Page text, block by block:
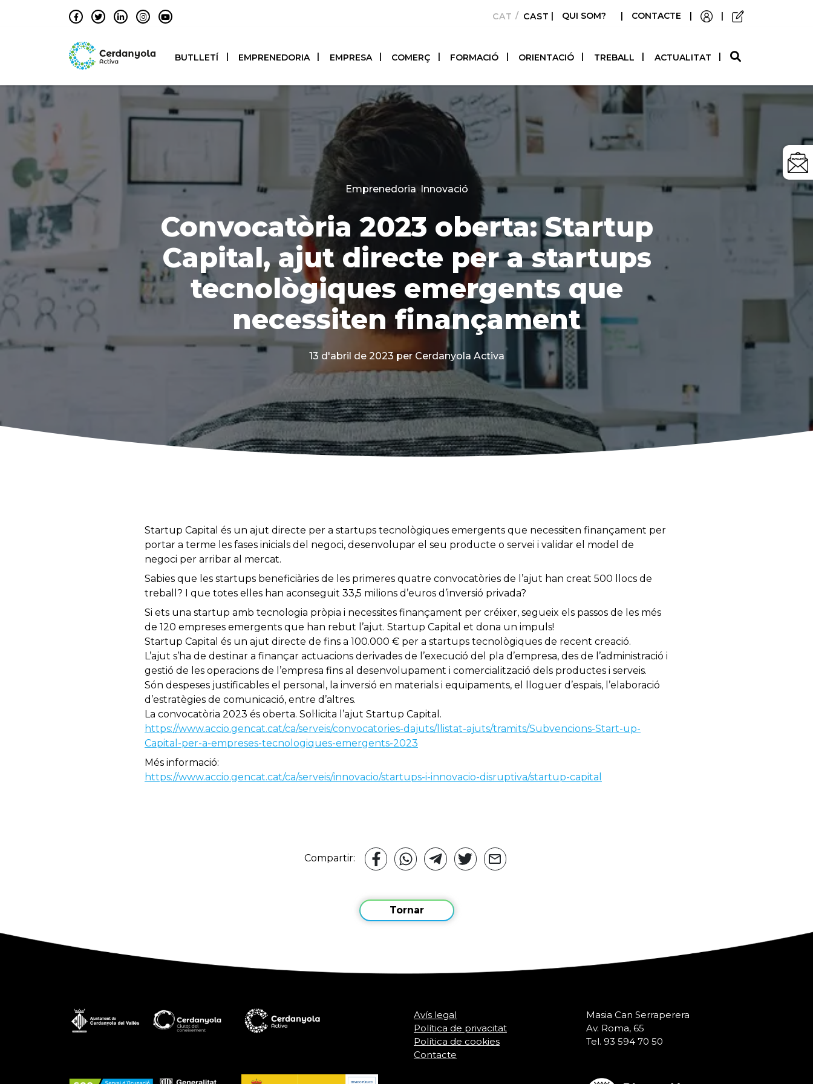
CATALÀCASTELLANO
| QUI SOM? | CONTACTE | |
BUTLLETÍ EMPRENEDORIA EMPRESA COMERÇ FORMACIÓ ORIENTACIÓ TREBALL ACTUALITAT
Categories
Emprenedoria, Innovació
Convocatòria 2023 oberta: Startup
Capital, ajut directe per a startups
tecnològiques emergents que
necessiten finançament
13 d'abril de 2023 per Cerdanyola Activa
Startup Capital és un ajut directe per a startups tecnològiques emergents que necessiten finançament per
portar a terme les fases inicials del negoci, desenvolupar el seu producte o servei i validar el model de
negoci per arribar al mercat.
Sabies que les startups beneficiàries de les primeres quatre convocatòries de l’ajut han creat 500 llocs de
treball? I que totes elles han aconseguit 33,5 milions d’euros d’inversió privada?
Si ets una startup amb tecnologia pròpia i necessites finançament per créixer, segueix els passos de les més
de 120 empreses emergents que han rebut l’ajut. Startup Capital et dona un impuls!
Startup Capital és un ajut directe de fins a 100.000 € per a startups tecnològiques de recent creació.
L’ajut s’ha de destinar a finançar actuacions derivades de l’execució del pla d’empresa, des de l’administració i
gestió de les operacions de l’empresa fins al desenvolupament i comercialització dels productes i serveis.
Són despeses justificables el personal, la inversió en materials i equipaments, el lloguer d’espais, l’elaboració
d’estratègies de comunicació, entre d’altres.
La convocatòria 2023 és oberta. Sol·licita l’ajut Startup Capital.
https://www.accio.gencat.cat/ca/serveis/convocatories-dajuts/llistat-ajuts/tramits/Subvencions-Start-up-
Capital-per-a-empreses-tecnologiques-emergents-2023
Més informació:
https://www.accio.gencat.cat/ca/serveis/innovacio/startups-i-innovacio-disruptiva/startup-capital
Compartir:
Tornar
Avís legal
Política de privacitat
Política de cookies
Contacte
Masia Can Serraperera
Av. Roma, 65
Tel. 93 594 70 50